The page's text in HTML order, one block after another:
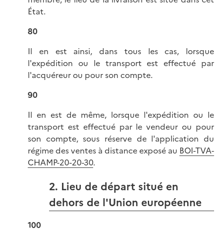
État.
80
Il en est ainsi, dans tous les cas, lorsque
l'expédition ou le transport est effectué par
l'acquéreur ou pour son compte.
90
Il en est de même, lorsque l'expédition ou le
transport est effectué par le vendeur ou pour
son compte, sous réserve de l'application du
régime des ventes à distance exposé au BOI-TVA-
CHAMP-20-20-30.
2. Lieu de départ situé en
dehors de l'Union européenne
100